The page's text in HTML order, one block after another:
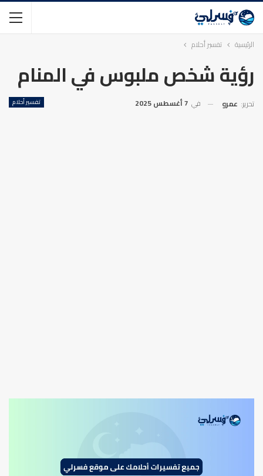
الرئيسية تفسير أحلام
رؤية شخص ملبوس في المنام
تفسير أحلام تحرير: عمرو في 7 أغسطس 2025